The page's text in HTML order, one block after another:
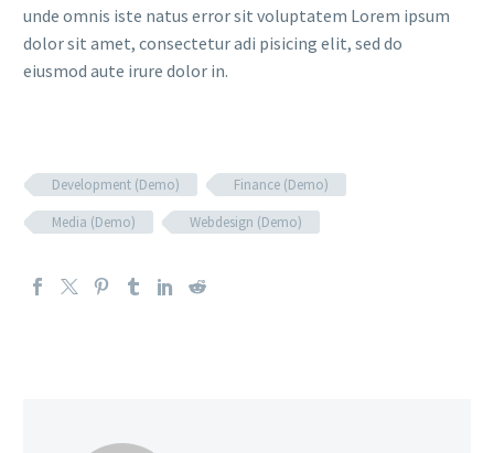
unde omnis iste natus error sit voluptatem Lorem ipsum
dolor sit amet, consectetur adi pisicing elit, sed do
eiusmod aute irure dolor in.
Development (Demo)
Finance (Demo)
Media (Demo)
Webdesign (Demo)